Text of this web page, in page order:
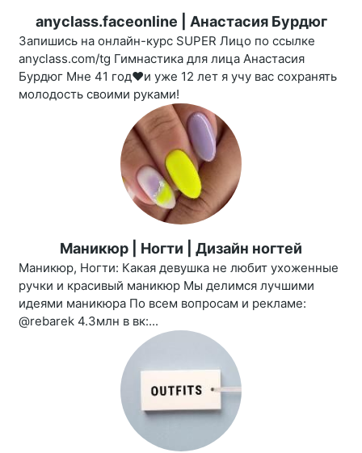
anyclass.faceonline | Анастасия Бурдюг
Запишись на онлайн-курс SUPER Лицо по ссылке
anyclass.com/tg Гимнастика для лица Анастасия
Бурдюг Мне 41 год❤️и уже 12 лет я учу вас сохранять
молодость своими руками!
Маникюр | Ногти | Дизайн ногтей
Маникюр, Ногти: Какая девушка не любит ухоженные
ручки и красивый маникюр Мы делимся лучшими
идеями маникюра По всем вопросам и рекламе:
@rebarek 4.3млн в вк:...